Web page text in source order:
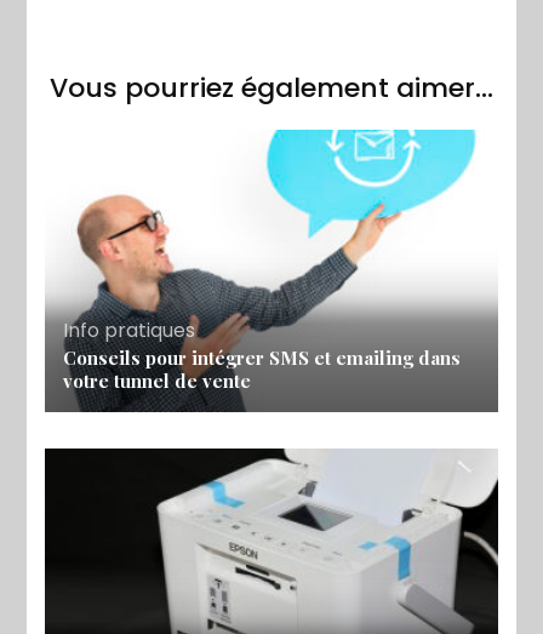
Vous pourriez également aimer...
Info pratiques
Conseils pour intégrer SMS et emailing dans
votre tunnel de vente